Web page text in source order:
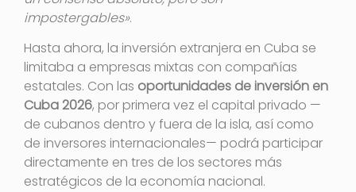
impostergables».
Hasta ahora, la inversión extranjera en Cuba se
limitaba a empresas mixtas con compañías
estatales. Con las oportunidades de inversión en
Cuba 2026, por primera vez el capital privado —
de cubanos dentro y fuera de la isla, así como
de inversores internacionales— podrá participar
directamente en tres de los sectores más
estratégicos de la economía nacional.